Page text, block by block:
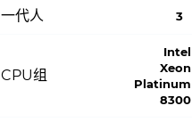
一代人 3
CPU组
Intel
Xeon
Platinum
8300